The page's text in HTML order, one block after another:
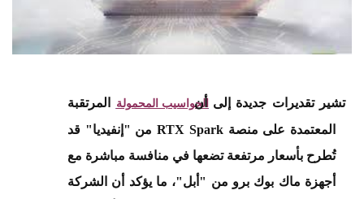
·تشير تقديرات جديدة إلى أنالحواسيب المحمولة
المرتقبة
المعتمدة على منصة RTX Spark من "إنفيديا" قد
تُطرح بأسعار مرتفعة تضعها في منافسة مباشرة مع
أجهزة ماك بوك برو من "أبل"، ما يؤكد أن الشركة